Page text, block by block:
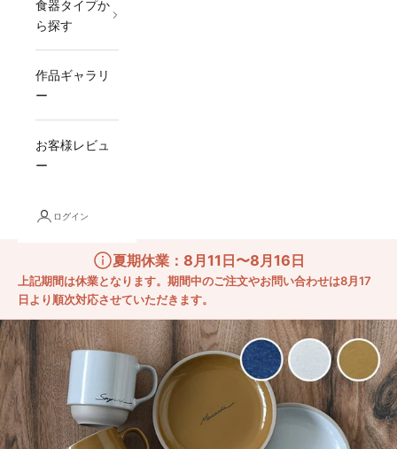
食器タイプか
ら探す
作品ギャラリ
ー
お客様レビュ
ー
ログイン
夏期休業：8月11日〜8月16日
上記期間は休業となります。期間中のご注文やお問い合わせは8月17
日より順次対応させていただきます。